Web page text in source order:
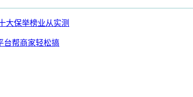
大保举榜业从实测
台帮商家轻松搞